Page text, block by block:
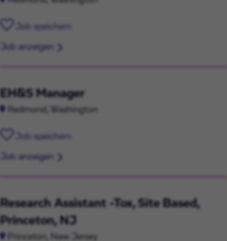
Job speichern
Job anzeigen
EH&S Manager
Redmond, Washington
Job speichern
Job anzeigen
Research Assistant -Tox, Site Based,
Princeton, NJ
Princeton, New Jersey